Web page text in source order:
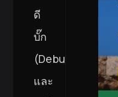
ดี
บั๊ก
(Debugs)
และ